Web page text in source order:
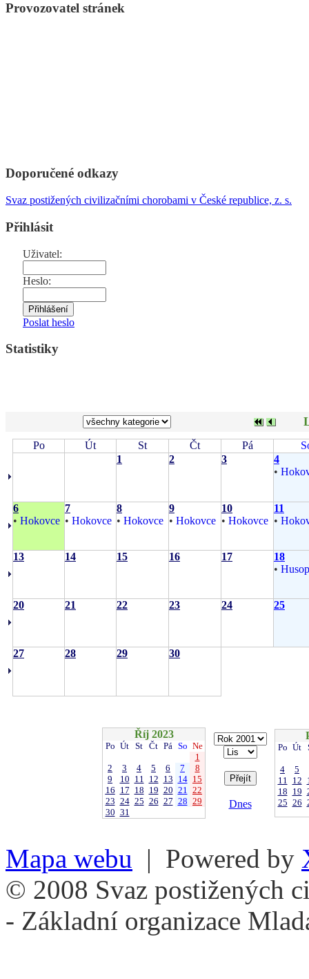
Provozovatel stránek
Doporučené odkazy
Svaz postižených civilizačními chorobami v České republice, z. s.
Přihlásit
Uživatel:
Heslo:
Poslat heslo
Statistiky
Po Út St Čt Pá
1
2 3
4
•
6
• Hokovce
7
• Hokovce
8
• Hokovce
9
• Hokovce
10
• Hokovce
11
•
13 14 15 16 17
18
•
20 21 22 23 24 25
27 28 29 30
Říj 2023
Po Út St Čt Pá So Ne
1
2
3 4 5 6 7
8
9
10 11 12 13 14 15
16 17 18 19 20 21 22
23 24 25 26 27 28 29
30 31
Dnes
Po Út
4
5
11 12
18 19
25 26
Mapa webu | Powered by
© 2008 Svaz postižených
- Základní organizace